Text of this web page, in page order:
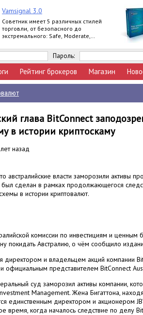
Vamsignal 3.0
Советник имеет 5 различных стилей
торговли, от безопасного до
экстремального: Safe, Moderate,
Пароль:
Рейтинг брокеров Магазин
глава BitConnect
в истории криптоскаму
назад
австралийские власти заморозили активы
сделан в рамках продолжающегося
в истории криптовалют.
комиссии по инвестициям и
покидать Австралию, о чём сообщило
директором и владельцем акций компании
официальным представителем BitConnect
суд заморозил активы компании,
Investment Management. Жена Бигаттона,
единственным директором и акционером
время, когда началось следствие по делу